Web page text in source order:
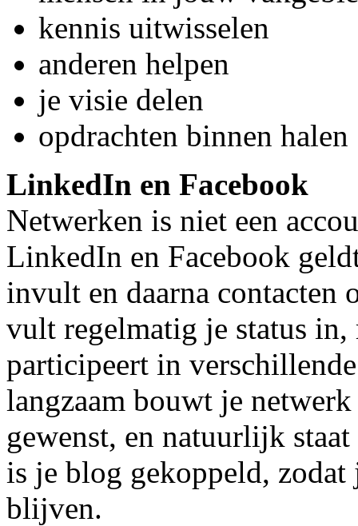
kennis uitwisselen
anderen helpen
je visie delen
opdrachten binnen halen
LinkedIn en Facebook
Netwerken is niet een
LinkedIn en Facebook
invult en daarna contacten
vult regelmatig je status in,
participeert in
langzaam bouwt je
gewenst, en natuurlijk
is je blog gekoppeld, zodat
blijven.